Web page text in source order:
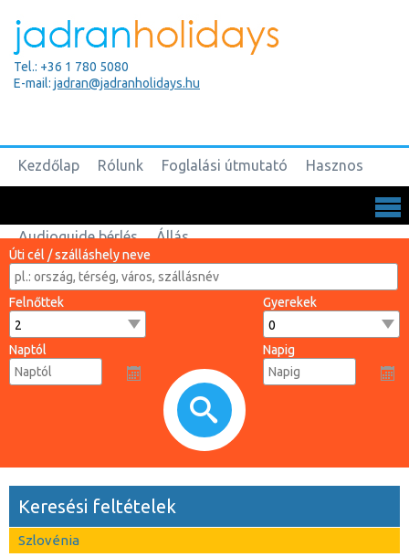
Tel.: +36 1 780 5080
E-mail: jadran@jadranholidays.hu
Kezdőlap Rólunk Foglalási útmutató Hasznos
Audioguide bérlés Állás
Úti cél / szálláshely neve
Felnőttek Gyerekek
Naptól Napig
Keresési feltételek
Szlovénia